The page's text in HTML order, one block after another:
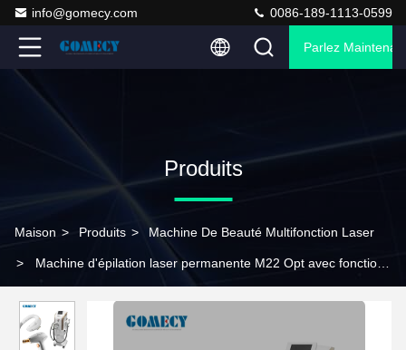
info@gomecy.com 0086-189-1113-0599
Parlez
Produits
Maison > Produits > Machine De Beauté Multifonction Laser
> Machine d'épilation laser permanente M22 Opt avec fonction